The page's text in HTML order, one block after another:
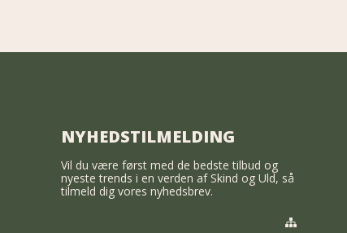
NYHEDSTILMELDING
Vil du være først med de bedste tilbud og
nyeste trends i en verden af Skind og Uld, så
tilmeld dig vores nyhedsbrev.